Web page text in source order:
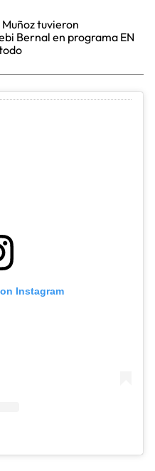
tuvieron
Bernal en programa EN
Instagram